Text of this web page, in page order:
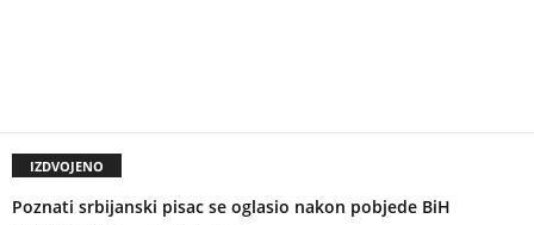
IZDVOJENO
Poznati srbijanski pisac se oglasio nakon pobjede BiH